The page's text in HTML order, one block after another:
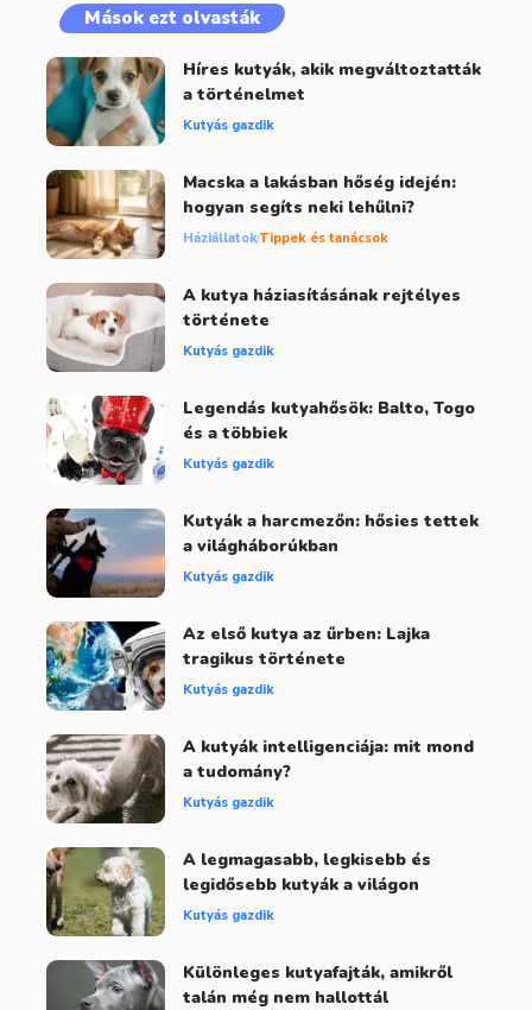
Mások ezt olvasták
Híres kutyák, akik megváltoztatták
a történelmet
Kutyás gazdik
Macska a lakásban hőség idején:
hogyan segíts neki lehűlni?
HáziállatokTippek és tanácsok
A kutya háziasításának rejtélyes
története
Kutyás gazdik
Legendás kutyahősök: Balto, Togo
és a többiek
Kutyás gazdik
Kutyák a harcmezőn: hősies tettek
a világháborúkban
Kutyás gazdik
Az első kutya az űrben: Lajka
tragikus története
Kutyás gazdik
A kutyák intelligenciája: mit mond
a tudomány?
Kutyás gazdik
A legmagasabb, legkisebb és
legidősebb kutyák a világon
Kutyás gazdik
Különleges kutyafajták, amikről
talán még nem hallottál